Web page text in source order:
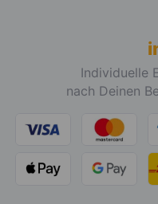
Individuelle
nach Deinen